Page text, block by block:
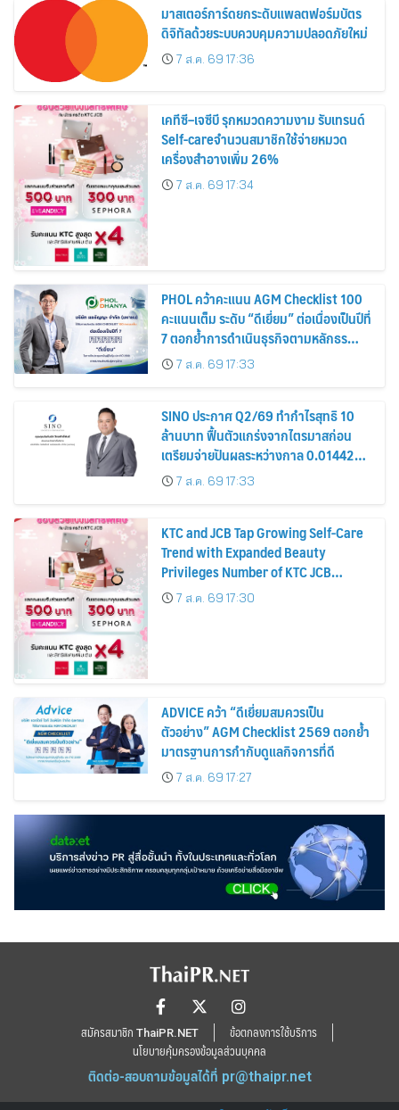
มาสเตอร์การ์ดยกระดับแพลตฟอร์มบัตร
ดิจิทัลด้วยระบบควบคุมความปลอดภัยใหม่
7 ส.ค. 69 17:36
เคทีซี–เจซีบี รุกหมวดความงาม รับเทรนด์
Self-careจำนวนสมาชิกใช้จ่ายหมวด
เครื่องสำอางเพิ่ม 26%
7 ส.ค. 69 17:34
PHOL คว้าคะแนน AGM Checklist 100
คะแนนเต็ม ระดับ “ดีเยี่ยม” ต่อเนื่องเป็นปีที่
7 ตอกย้ำการดำเนินธุรกิจตามหลักธร
รมาภิบาล โปร่งใส สร้างความเชื่อมั่นผู้ถือ
หุ้น
7 ส.ค. 69 17:33
SINO ประกาศ Q2/69 ทำกำไรสุทธิ 10
ล้านบาท ฟื้นตัวแกร่งจากไตรมาสก่อน
เตรียมจ่ายปันผลระหว่างกาล 0.014423
บาทต่อหุ้น ครึ่งปีหลังมุ่งเติบโตต่อเนื่อง
7 ส.ค. 69 17:33
KTC and JCB Tap Growing Self-Care
Trend with Expanded Beauty
Privileges Number of KTC JCB
Cardmembers Spending on
Cosmetics Rises 26%
7 ส.ค. 69 17:30
ADVICE คว้า “ดีเยี่ยมสมควรเป็น
ตัวอย่าง” AGM Checklist 2569 ตอกย้ำ
มาตรฐานการกำกับดูแลกิจการที่ดี
7 ส.ค. 69 17:27
สมัครสมาชิก ThaiPR.NET
ข้อตกลงการใช้บริการ
นโยบายคุ้มครองข้อมูลส่วนบุคคล
ติดต่อ-สอบถามข้อมูลได้ที่ pr@thaipr.net